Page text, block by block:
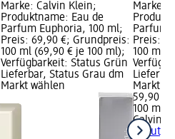
Marke: Calvin Klein;
Produktname: Eau de
Parfum Euphoria, 100 ml;
Preis: 69,90 €; Grundpreis:
100 ml (69,90 € je 100 ml);
Verfügbarkeit: Status Grün
Lieferbar, Status Grau dm
Markt wählen
Marke:
Parfum
Preis:
100 ml
Markt
59,90 €
100 ml
Calvin
Beauty,